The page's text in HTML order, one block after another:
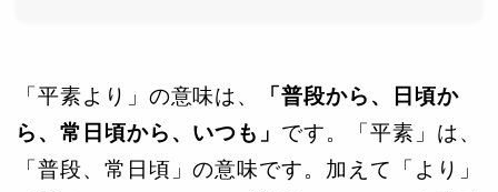
「平素より」の意味は、
「普段から、日頃か
ら、常日頃から、いつも」 です。「平素」は、
「普段、常日頃」の意味です。加えて「より」